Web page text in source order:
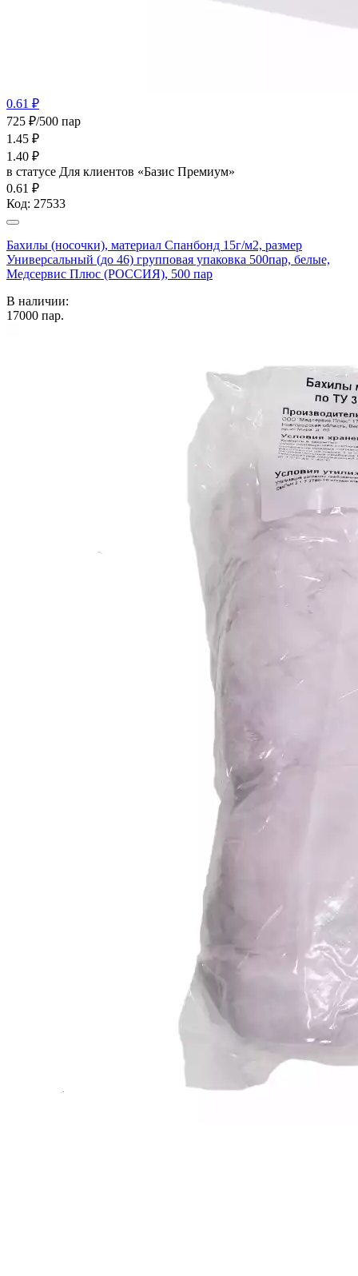
0.61 ₽
725 ₽/500 пар
1.45 ₽
1.40 ₽
в статусе Для клиентов «Базис Премиум»
0.61 ₽
Код: 27533
Бахилы (носочки), материал Спанбонд 15г/м2, размер
Универсальный (до 46) групповая упаковка 500пар, белые,
Медсервис Плюс (РОССИЯ), 500 пар
В наличии:
17000 пар.